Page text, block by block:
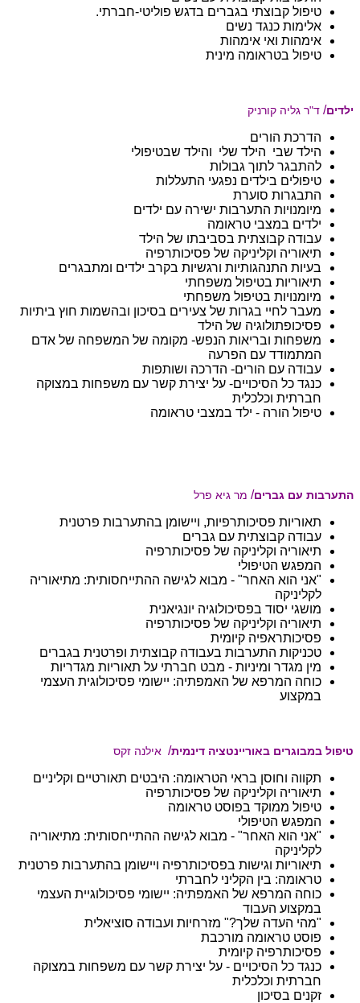
טיפול קבוצתי בגברים בדגש פוליטי-חברתי.
אלימות כנגד נשים
אימהות ואי אימהות
טיפול בטראומה מינית
ילדים/ ד"ר גליה קורניק
הדרכת הורים
הילד שבי הילד שלי והילד שבטיפולי
להתבגר לתוך גבולות
טיפולים בילדים נפגעי התעללות
התבגרות סוערת
מיומנויות התערבות ישירה עם ילדים
ילדים במצבי טראומה
עבודה קבוצתית בסביבתו של הילד
תיאוריה וקליניקה של פסיכותרפיה
בעיות התנהגותיות ורגשיות בקרב ילדים ומתבגרים
תיאוריות בטיפול משפחתי
מיומנויות בטיפול משפחתי
מעבר לחיי בגרות של צעירים בסיכון ובהשמות חוץ ביתיות
פסיכופתולוגיה של הילד
משפחות ובריאות הנפש- מקומה של המשפחה של אדם
המתמודד עם הפרעה
עבודה עם הורים- הדרכה ושותפות
כנגד כל הסיכויים- על יצירת קשר עם משפחות במצוקה
חברתית וכלכלית
טיפול הורה - ילד במצבי טראומה
התערבות עם גברים/ מר גיא פרל
תאוריות פסיכותרפיות, ויישומן בהתערבות פרטנית
עבודה קבוצתית עם גברים
תיאוריה וקליניקה של פסיכותרפיה
המפגש הטיפולי
"אני הוא האחר" - מבוא לגישה ההתייחסותית: מתיאוריה
לקליניקה
מושגי יסוד בפסיכולוגיה יונגיאנית
תיאוריה וקליניקה של פסיכותרפיה
פסיכותראפיה קיומית
טכניקות התערבות בעבודה קבוצתית ופרטנית בגברים
מין מגדר ומיניות - מבט חברתי על תאוריות מגדריות
כוחה המרפא של האמפתיה: יישומי פסיכולוגית העצמי
במקצוע
טיפול במבוגרים באוריינטציה דינמית/ אילנה זקס
תקווה וחוסן בראי הטראומה: היבטים תאורטיים וקליניים
תיאוריה וקליניקה של פסיכותרפיה
טיפול ממוקד בפוסט טראומה
המפגש הטיפולי
"אני הוא האחר" - מבוא לגישה ההתייחסותית: מתיאוריה
לקליניקה
תיאוריות וגישות בפסיכותרפיה ויישומן בהתערבות פרטנית
טראומה: בין הקליני לחברתי
כוחה המרפא של האמפתיה: יישומי פסיכולוגיית העצמי
במקצוע העבוד
"מהי העדה שלך?" מזרחיות ועבודה סוציאלית
פוסט טראומה מורכבת
פסיכותרפיה קיומית
כנגד כל הסיכויים - על יצירת קשר עם משפחות במצוקה
חברתית וכלכלית
זקנים בסיכון